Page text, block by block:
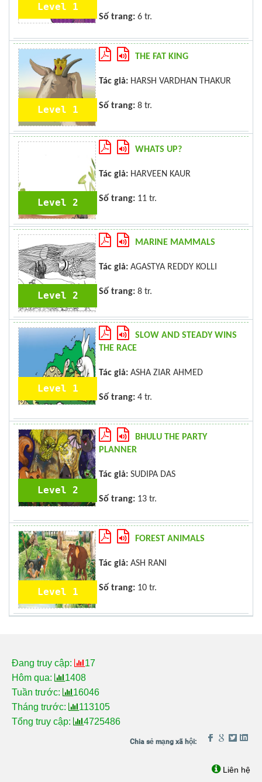
Level 1
Số trang: 6 tr.
Level 1
THE FAT KING
Tác giả: HARSH VARDHAN THAKUR
Số trang: 8 tr.
Level 2
WHATS UP?
Tác giả: HARVEEN KAUR
Số trang: 11 tr.
Level 2
MARINE MAMMALS
Tác giả: AGASTYA REDDY KOLLI
Số trang: 8 tr.
Level 1
SLOW AND STEADY WINS
THE RACE
Tác giả: ASHA ZIAR AHMED
Số trang: 4 tr.
Level 2
BHULU THE PARTY
PLANNER
Tác giả: SUDIPA DAS
Số trang: 13 tr.
Level 1
FOREST ANIMALS
Tác giả: ASH RANI
Số trang: 10 tr.
Đang truy cập:
17
Hôm qua:
1408
Tuần trước:
16046
Tháng trước:
113105
Tổng truy cập:
4725486
Liên hệ